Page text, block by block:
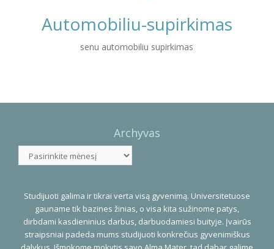
Automobiliu-supirkimas
senu automobiliu supirkimas
Navigation
Archyvas
Studijuoti galima ir tikrai verta visą gyvenimą. Universitetuose
gauname tik bazines žinias, o visa kita sužinome patys,
dirbdami kasdieninius darbus, darbuodamiesi buityje. Įvairūs
straipsniai padeda mums studijuoti konkrečius gyvenimiškus